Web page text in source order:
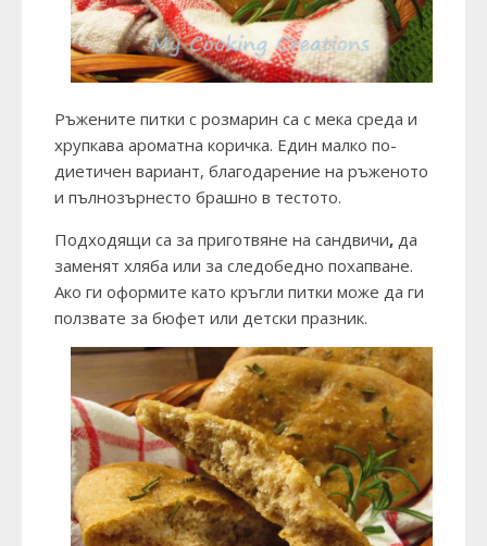
Ръжените питки с розмарин са с мека среда и
хрупкава ароматна коричка. Един малко по-
диетичен вариант, благодарение на ръженото
и пълнозърнесто брашно в тестото.
Подходящи са за приготвяне на сандвичи, да
заменят хляба или за следобедно похапване.
Ако ги оформите като кръгли питки може да ги
ползвате за бюфет или детски празник.